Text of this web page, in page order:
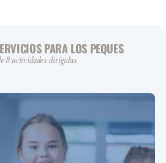
PARA LOS PEQUES
8 actividades dirigidas